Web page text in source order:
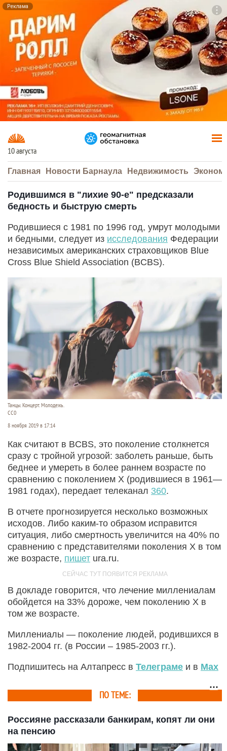
Реклама
10 августа
Главная Новости Барнаула Недвижимость
Родившимся в "лихие 90-е" предсказали
бедность и быструю смерть
Родившиеся с 1981 по 1996 год, умрут молодыми
и бедными, следует из исследования Федерации
независимых американских страховщиков Blue
Cross Blue Shield Association (BCBS).
Танцы. Концерт. Молодежь.
СС0
8 ноября 2019 в 17:14
Как считают в BCBS, это поколение столкнется
сразу с тройной угрозой: заболеть раньше, быть
беднее и умереть в более раннем возрасте по
сравнению с поколением Х (родившиеся в 1961—
1981 годах), передает телеканал 360.
В отчете прогнозируется несколько возможных
исходов. Либо каким-то образом исправится
ситуация, либо смертность увеличится на 40% по
сравнению с представителями поколения Х в том
же возрасте, пишет ura.ru.
В докладе говорится, что лечение миллениалам
обойдется на 33% дороже, чем поколению Х в
том же возрасте.
Миллениалы — поколение людей, родившихся в
1982-2004 гг. (в России – 1985-2003 гг.).
Подпишитесь на Алтапресс в Телеграме и в Max
ПО ТЕМЕ:
Россияне рассказали банкирам, копят ли они
на пенсию